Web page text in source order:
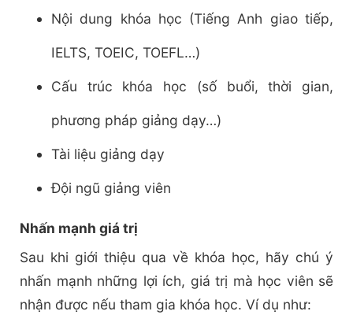
Nội dung khóa học (Tiếng Anh giao tiếp,
IELTS, TOEIC, TOEFL…)
Cấu trúc khóa học (số buổi, thời gian,
phương pháp giảng dạy…)
Tài liệu giảng dạy
Đội ngũ giảng viên
Nhấn mạnh giá trị
Sau khi giới thiệu qua về khóa học, hãy chú ý
nhấn mạnh những lợi ích, giá trị mà học viên sẽ
nhận được nếu tham gia khóa học. Ví dụ như: